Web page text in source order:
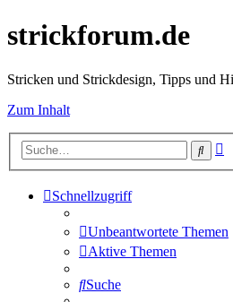
strickforum.de
Stricken und Strickdesign, Tipps und
Zum Inhalt
Suche
Schnellzugriff
Unbeantwortete Themen
Aktive Themen
Suche